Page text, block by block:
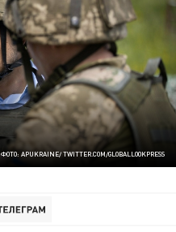
ФОТО: APUKRAINE/ TWITTER.COM/GLOBALLOOKPRESS